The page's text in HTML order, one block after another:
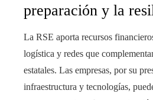
preparación y la
La RSE aporta recursos
logística y redes que
estatales. Las empresas, por su
infraestructura y tecnologías,